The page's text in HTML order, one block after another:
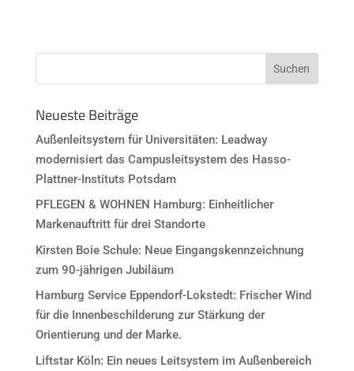
Neueste Beiträge
Außenleitsystem für Universitäten: Leadway
modernisiert das Campusleitsystem des Hasso-
Plattner-Instituts Potsdam
PFLEGEN & WOHNEN Hamburg: Einheitlicher
Markenauftritt für drei Standorte
Kirsten Boie Schule: Neue Eingangskennzeichnung
zum 90-jährigen Jubiläum
Hamburg Service Eppendorf-Lokstedt: Frischer Wind
für die Innenbeschilderung zur Stärkung der
Orientierung und der Marke.
Liftstar Köln: Ein neues Leitsystem im Außenbereich